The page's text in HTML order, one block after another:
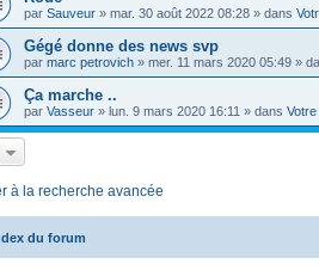
par Sauveur » mar. 30 août 2022 08:28 » dans
Gégé donne des news svp
par marc petrovich » mer. 11 mars 2020 05:49 »
Ça marche ..
par Vasseur » lun. 9 mars 2020 16:11 » dans
à la recherche avancée
du forum